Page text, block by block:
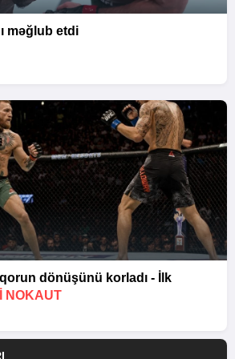
məğlub etdi
dönüşünü korladı - İlk
NOKAUT